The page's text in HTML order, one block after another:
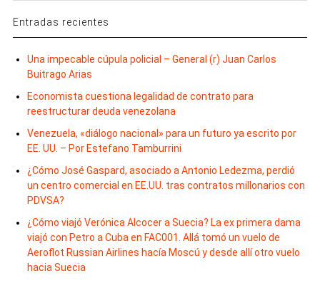
Entradas recientes
Una impecable cúpula policial – General (r) Juan Carlos
Buitrago Arias
Economista cuestiona legalidad de contrato para
reestructurar deuda venezolana
Venezuela, «diálogo nacional» para un futuro ya escrito por
EE. UU. – Por Estefano Tamburrini
¿Cómo José Gaspard, asociado a Antonio Ledezma, perdió
un centro comercial en EE.UU. tras contratos millonarios con
PDVSA?
¿Cómo viajó Verónica Alcocer a Suecia? La ex primera dama
viajó con Petro a Cuba en FAC001. Allá tomó un vuelo de
Aeroflot Russian Airlines hacía Moscú y desde allí otro vuelo
hacia Suecia